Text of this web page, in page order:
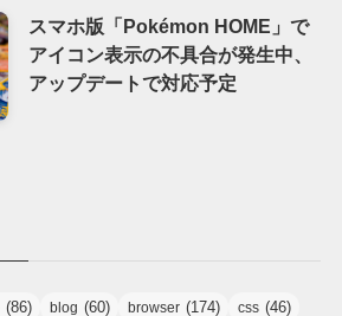
スマホ版「Pokémon HOME」で
アイコン表示の不具合が発生中、
アップデートで対応予定
(86) blog (60) browser (174) css (46)